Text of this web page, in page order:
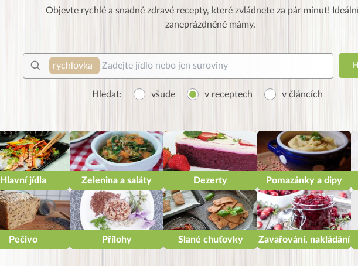
Objevte rychlé a snadné zdravé recepty, které zvládnete za pár minut!
zaneprázdněné mámy.
rychlovka
Hledat: všude v receptech v článcích
Hlavní jídla Zelenina a saláty Dezerty Pomazánky a dipy
Pečivo Přílohy Slané chuťovky Zavařování, nakládání